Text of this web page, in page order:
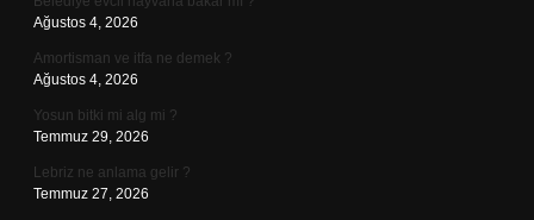
Ağustos 4, 2026
Amortisman ve itfa ne demek ?
Ağustos 4, 2026
Yosun bitki mi alg mi ?
Temmuz 29, 2026
Lebriz ne anlama gelir ?
Temmuz 27, 2026